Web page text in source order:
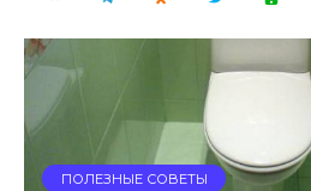
ПОЛЕЗНЫЕ СОВЕТЫ